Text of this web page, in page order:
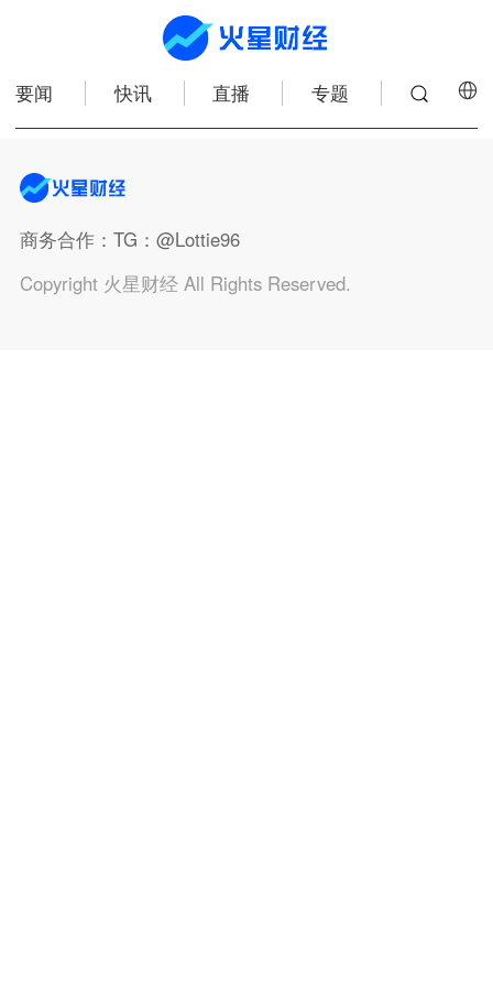
要闻 快讯 直播 专题
商务合作：TG：@Lottie96
Copyright 火星财经 All Rights Reserved.